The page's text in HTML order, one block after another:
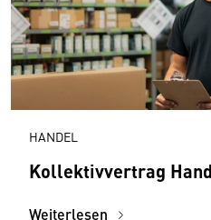
HANDEL
Kollektivvertrag
Weiterlesen